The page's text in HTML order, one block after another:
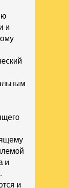
и
и
и